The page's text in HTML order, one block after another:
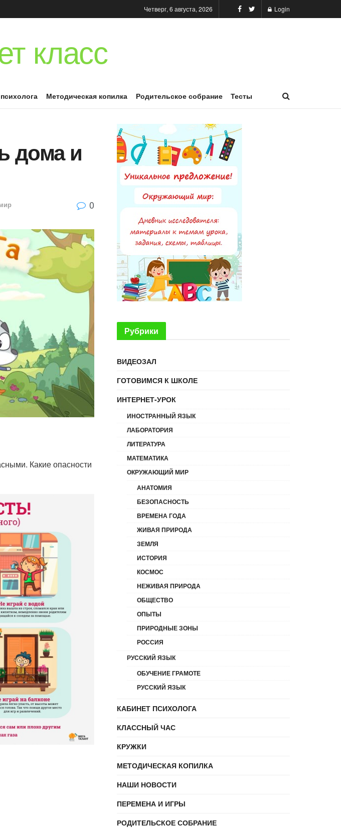
Четверг, 6 августа, 2026 Login
класс
Методическая копилка Родительское собрание Тесты
дома и
0
Какие опасности
Рубрики
ВИДЕОЗАЛ
ГОТОВИМСЯ К ШКОЛЕ
ИНТЕРНЕТ-УРОК
ИНОСТРАННЫЙ ЯЗЫК
ЛАБОРАТОРИЯ
ЛИТЕРАТУРА
МАТЕМАТИКА
ОКРУЖАЮЩИЙ МИР
АНАТОМИЯ
БЕЗОПАСНОСТЬ
ВРЕМЕНА ГОДА
ЖИВАЯ ПРИРОДА
ЗЕМЛЯ
ИСТОРИЯ
КОСМОС
НЕЖИВАЯ ПРИРОДА
ОБЩЕСТВО
ОПЫТЫ
ПРИРОДНЫЕ ЗОНЫ
РОССИЯ
РУССКИЙ ЯЗЫК
ОБУЧЕНИЕ ГРАМОТЕ
РУССКИЙ ЯЗЫК
КАБИНЕТ ПСИХОЛОГА
КЛАССНЫЙ ЧАС
КРУЖКИ
МЕТОДИЧЕСКАЯ КОПИЛКА
НАШИ НОВОСТИ
ПЕРЕМЕНА И ИГРЫ
РОДИТЕЛЬСКОЕ СОБРАНИЕ